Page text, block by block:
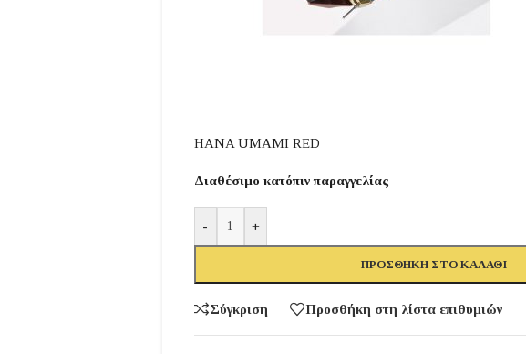
HANA UMAMI RED
Διαθέσιμο κατόπιν παραγγελίας
- +
ΠΡΟΣΘΉΚΗ ΣΤΟ ΚΑΛΆΘΙ
Σύγκριση Προσθήκη στη λίστα επιθυμιών